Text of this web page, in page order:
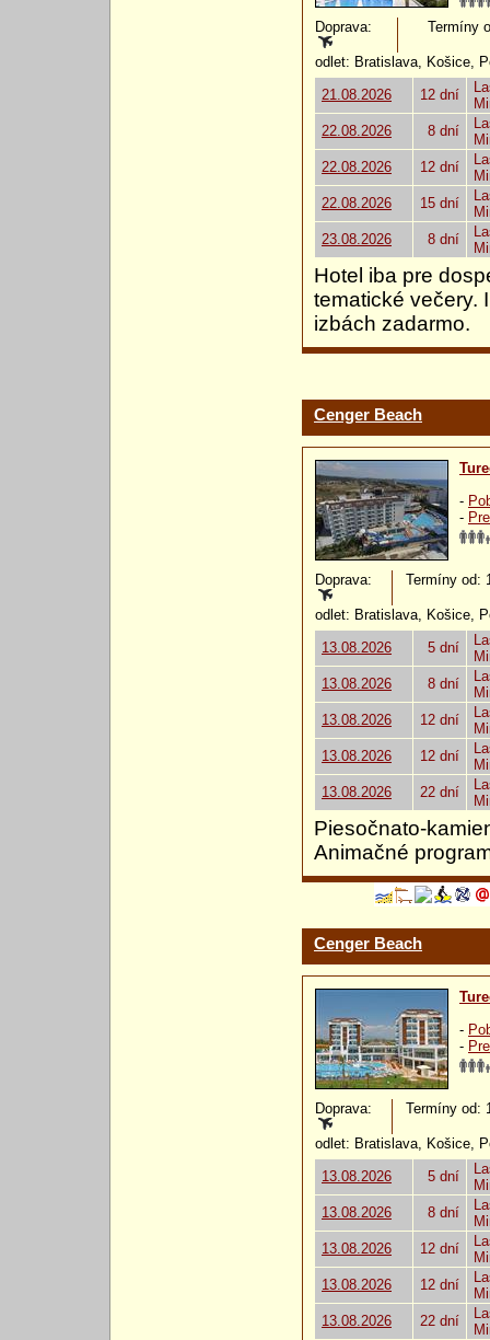
Doprava: Termíny
odlet: Bratislava, Košice,
21.08.2026
12 dní
22.08.2026
8 dní
22.08.2026
12 dní
22.08.2026
15 dní
23.08.2026
8 dní
Hotel iba pre
tematické večery.
izbách zadarmo.
Cenger Beach
-
-
Doprava: Termíny od:
odlet: Bratislava, Košice,
13.08.2026
5 dní
13.08.2026
8 dní
13.08.2026
12 dní
13.08.2026
12 dní
13.08.2026
22 dní
Piesočnato-
Animačné
Cenger Beach
-
-
Doprava: Termíny od:
odlet: Bratislava, Košice,
13.08.2026
5 dní
13.08.2026
8 dní
13.08.2026
12 dní
13.08.2026
12 dní
13.08.2026
22 dní